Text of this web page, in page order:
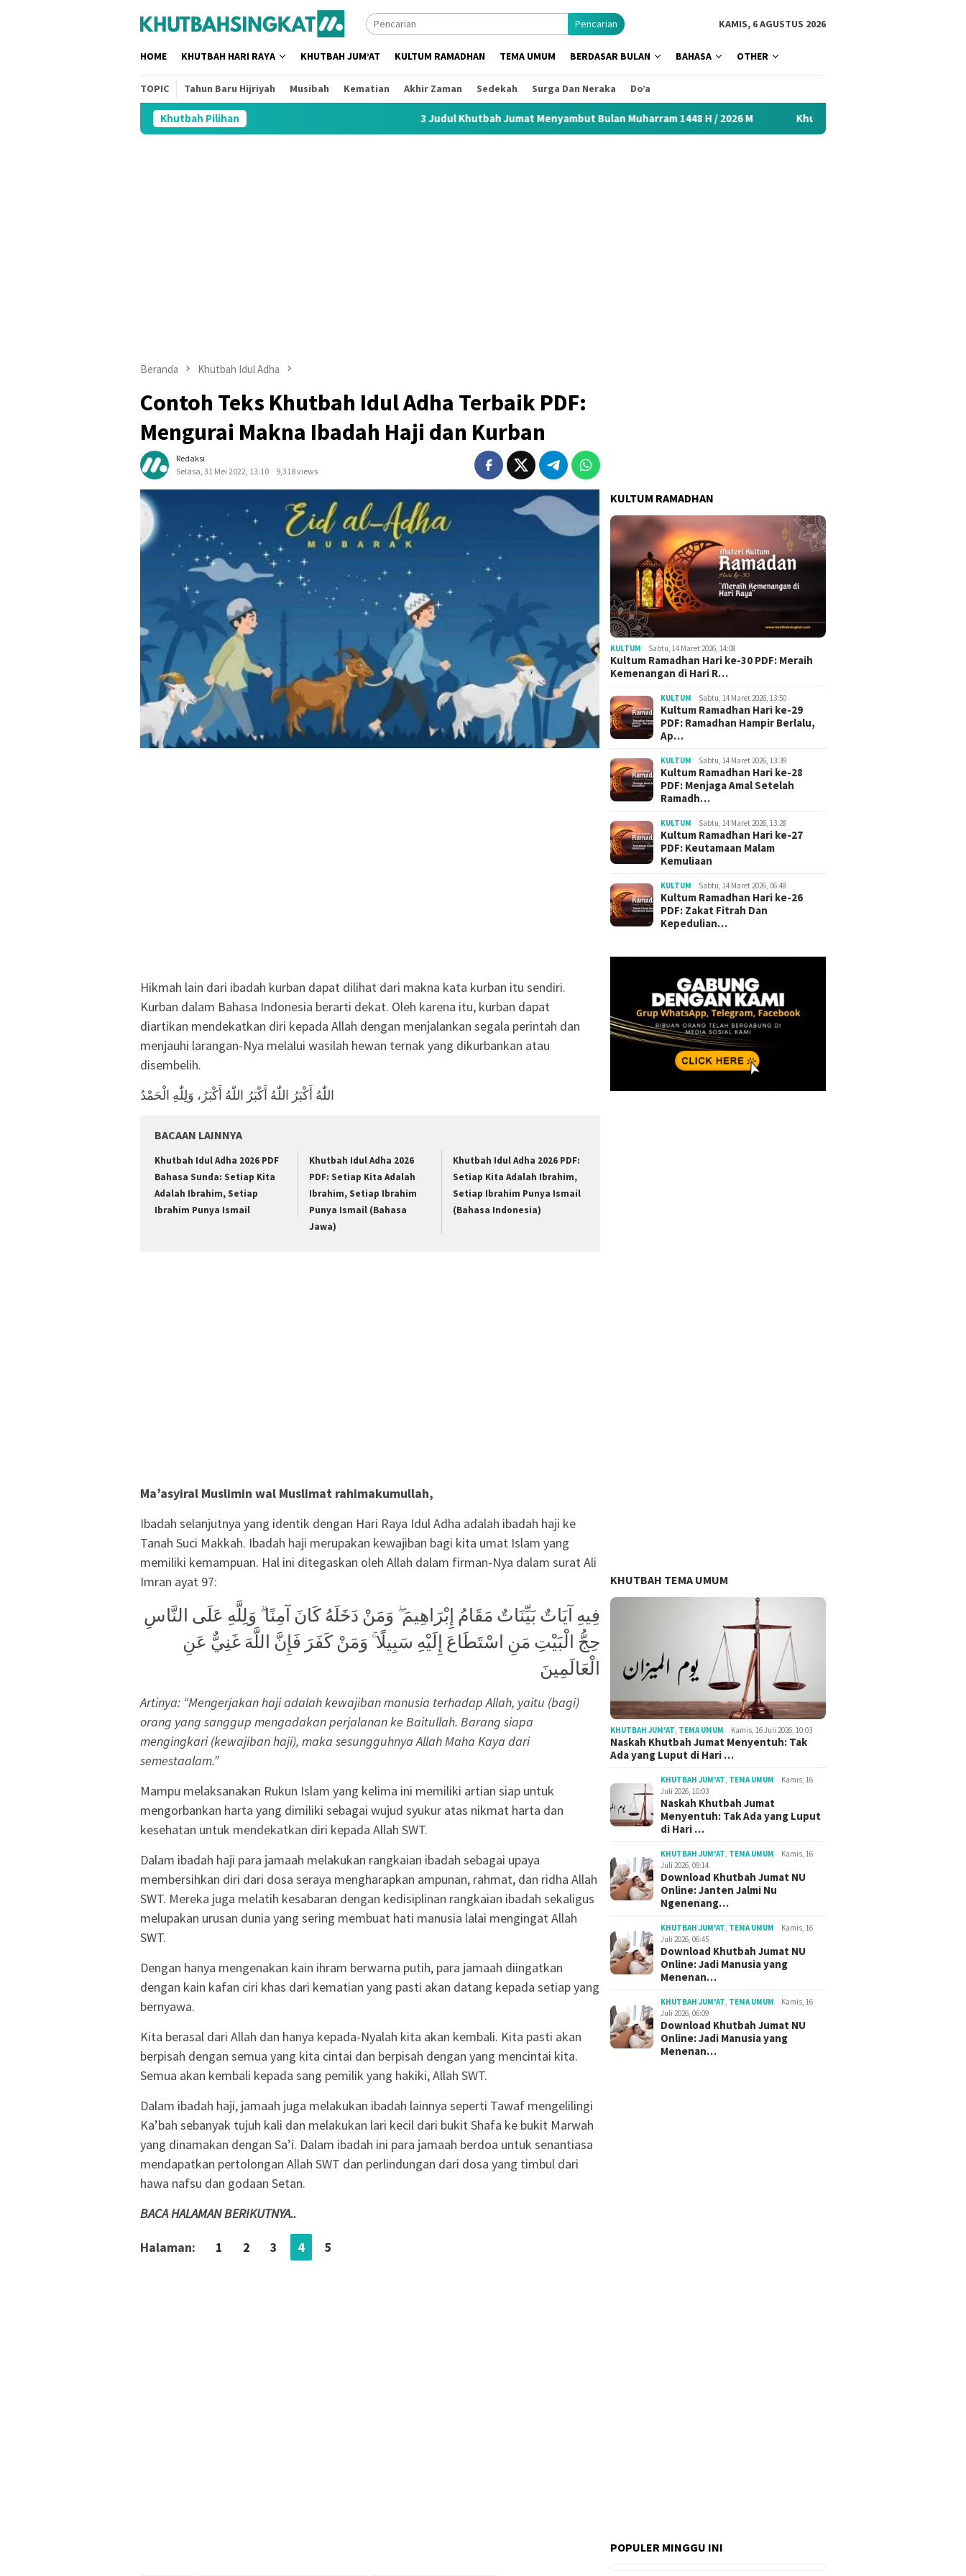
Pencarian KAMIS, 6 AGUSTUS 2026
HOME KHUTBAH HARI RAYA KHUTBAH JUM’AT KULTUM RAMADHAN TEMA UMUM BERDASAR BULAN BAHASA OTHER
TOPIC Tahun Baru Hijriyah Musibah Kematian Akhir Zaman Sedekah Surga Dan Neraka Do’a
Khutbah Pilihan 3 Judul Khutbah Jumat Menyambut Bulan Muharram 1448 H / 2026 M Khutbah Idul Fitri 2026 Menyentuh Hati: Kumpulan
Beranda Khutbah Idul Adha
Contoh Teks Khutbah Idul Adha Terbaik PDF:
Mengurai Makna Ibadah Haji dan Kurban
Redaksi
Selasa, 31 Mei 2022, 13:10
9,318 views
Hikmah lain dari ibadah kurban dapat dilihat dari makna kata kurban itu sendiri.
Kurban dalam Bahasa Indonesia berarti dekat. Oleh karena itu, kurban dapat
diartikan mendekatkan diri kepada Allah dengan menjalankan segala perintah dan
menjauhi larangan-Nya melalui wasilah hewan ternak yang dikurbankan atau
disembelih.
اللّٰهُ أَكْبَرُ اللّٰهُ أَكْبَرُ اللّٰهُ أَكْبَرُ، وَلِلّٰهِ الْحَمْدُ
BACAAN LAINNYA
Khutbah Idul Adha 2026 PDF
Bahasa Sunda: Setiap Kita
Adalah Ibrahim, Setiap
Ibrahim Punya Ismail
Khutbah Idul Adha 2026
PDF: Setiap Kita Adalah
Ibrahim, Setiap Ibrahim
Punya Ismail (Bahasa
Jawa)
Khutbah Idul Adha 2026 PDF:
Setiap Kita Adalah Ibrahim,
Setiap Ibrahim Punya Ismail
(Bahasa Indonesia)
Ma’asyiral Muslimin wal Muslimat rahimakumullah,
Ibadah selanjutnya yang identik dengan Hari Raya Idul Adha adalah ibadah haji ke
Tanah Suci Makkah. Ibadah haji merupakan kewajiban bagi kita umat Islam yang
memiliki kemampuan. Hal ini ditegaskan oleh Allah dalam firman-Nya dalam surat Ali
Imran ayat 97:
فِيهِ آيَاتٌ بَيِّنَاتٌ مَقَامُ إِبْرَاهِيمَ ۖ وَمَنْ دَخَلَهُ كَانَ آمِنًا ۗ وَلِلَّهِ عَلَى النَّاسِ
حِجُّ الْبَيْتِ مَنِ اسْتَطَاعَ إِلَيْهِ سَبِيلًا ۚ وَمَنْ كَفَرَ فَإِنَّ اللَّهَ غَنِيٌّ عَنِ
الْعَالَمِينَ
Artinya: “Mengerjakan haji adalah kewajiban manusia terhadap Allah, yaitu (bagi)
orang yang sanggup mengadakan perjalanan ke Baitullah. Barang siapa
mengingkari (kewajiban haji), maka sesungguhnya Allah Maha Kaya dari
semestaalam.”
Mampu melaksanakan Rukun Islam yang kelima ini memiliki artian siap untuk
mengorbankan harta yang dimiliki sebagai wujud syukur atas nikmat harta dan
kesehatan untuk mendekatkan diri kepada Allah SWT.
Dalam ibadah haji para jamaah melakukan rangkaian ibadah sebagai upaya
membersihkan diri dari dosa seraya mengharapkan ampunan, rahmat, dan ridha Allah
SWT. Mereka juga melatih kesabaran dengan kedisiplinan rangkaian ibadah sekaligus
melupakan urusan dunia yang sering membuat hati manusia lalai mengingat Allah
SWT.
Dengan hanya mengenakan kain ihram berwarna putih, para jamaah diingatkan
dengan kain kafan ciri khas dari kematian yang pasti akan datang kepada setiap yang
bernyawa.
Kita berasal dari Allah dan hanya kepada-Nyalah kita akan kembali. Kita pasti akan
berpisah dengan semua yang kita cintai dan berpisah dengan yang mencintai kita.
Semua akan kembali kepada sang pemilik yang hakiki, Allah SWT.
Dalam ibadah haji, jamaah juga melakukan ibadah lainnya seperti Tawaf mengelilingi
Ka’bah sebanyak tujuh kali dan melakukan lari kecil dari bukit Shafa ke bukit Marwah
yang dinamakan dengan Sa’i. Dalam ibadah ini para jamaah berdoa untuk senantiasa
mendapatkan pertolongan Allah SWT dan perlindungan dari dosa yang timbul dari
hawa nafsu dan godaan Setan.
BACA HALAMAN BERIKUTNYA..
Halaman: 1 2 3 4 5
KULTUM RAMADHAN
KULTUM Sabtu, 14 Maret 2026, 14:08
Kultum Ramadhan Hari ke-30 PDF: Meraih
Kemenangan di Hari R…
KULTUM Sabtu, 14 Maret 2026, 13:50
Kultum Ramadhan Hari ke-29
PDF: Ramadhan Hampir Berlalu,
Ap…
KULTUM Sabtu, 14 Maret 2026, 13:39
Kultum Ramadhan Hari ke-28
PDF: Menjaga Amal Setelah
Ramadh…
KULTUM Sabtu, 14 Maret 2026, 13:28
Kultum Ramadhan Hari ke-27
PDF: Keutamaan Malam
Kemuliaan
KULTUM Sabtu, 14 Maret 2026, 06:48
Kultum Ramadhan Hari ke-26
PDF: Zakat Fitrah Dan
Kepedulian…
KHUTBAH TEMA UMUM
KHUTBAH JUM'AT, TEMA UMUM Kamis, 16 Juli 2026, 10:03
Naskah Khutbah Jumat Menyentuh: Tak
Ada yang Luput di Hari …
KHUTBAH JUM'AT, TEMA UMUM
Kamis, 16
Juli 2026, 10:03
Naskah Khutbah Jumat
Menyentuh: Tak Ada yang Luput
di Hari …
KHUTBAH JUM'AT, TEMA UMUM
Kamis, 16
Juli 2026, 09:14
Download Khutbah Jumat NU
Online: Janten Jalmi Nu
Ngenenang…
KHUTBAH JUM'AT, TEMA UMUM
Kamis, 16
Juli 2026, 06:45
Download Khutbah Jumat NU
Online: Jadi Manusia yang
Menenan…
KHUTBAH JUM'AT, TEMA UMUM
Kamis, 16
Juli 2026, 06:09
Download Khutbah Jumat NU
Online: Jadi Manusia yang
Menenan…
POPULER MINGGU INI